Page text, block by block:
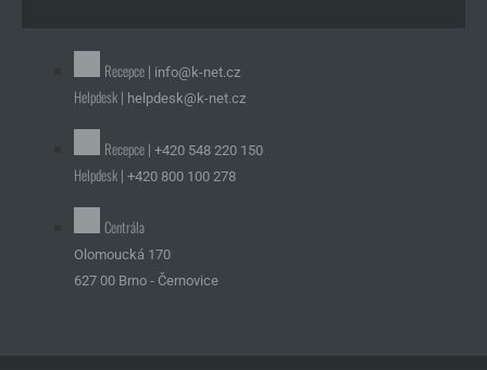
Recepce | info@k-net.cz
Helpdesk | helpdesk@k-net.cz
Recepce | +420 548 220 150
Helpdesk | +420 800 100 278
Centrála
Olomoucká 170
627 00 Brno - Černovice